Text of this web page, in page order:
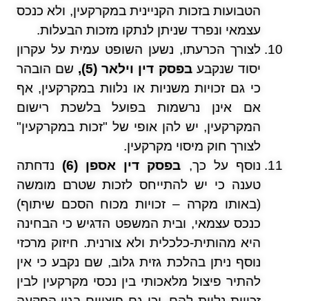
הטבועות בזכות הקניינית במקרקעין, ולא כנכס
עצמאי ונפרד שניתן לנתקו מזכות הבעלות.
לצורך הכרעתו, נשען השופט עמית על עקרון
יסוד שנקבעבפסק דין וילאר (5),
שם הובהר
כי גם זכויות משניות או נלוות במקרקעין, אף
אם אינן נרשמות בפועל בלשכת רישום
המקרקעין, יש להן אופי של "זכות במקרקעין"
לצורך חוק מיסוי מקרקעין.
נוסף על כך, בפסק דין אספן (6)
נדחתה
טענה כי יש להתייחס לזכות שטרם מומשה
(באותו מקרה – זכויות מכוח הסכם שיתוף)
כנכס עצמאי, ובית המשפט הדגיש כי הבחינה
היא מהותית-כלכלית ולא צורנית. חיזוק מרכזי
נוסף ניתן בהלכת גזית גלוב, שם נקבע כי אין
להתיר פיצול מלאכותי בין נכסי מקרקעין לבין